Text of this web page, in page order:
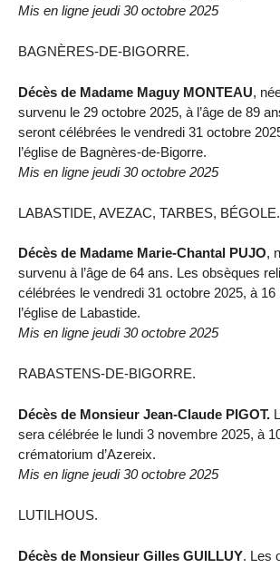
Mis en ligne jeudi 30 octobre 2025
BAGNÈRES-DE-BIGORRE.
Décès de Madame Maguy MONTEAU,
survenu le 29 octobre 2025, à l’âge de 89
seront célébrées le vendredi 31 octobre
l’église de Bagnères-de-Bigorre.
Mis en ligne jeudi 30 octobre 2025
LABASTIDE, AVEZAC, TARBES, BÉGOLE.
Décès de Madame Marie-Chantal PUJO,
survenu à l’âge de 64 ans. Les obsèques
célébrées le vendredi 31 octobre 2025, à 16
l’église de Labastide.
Mis en ligne jeudi 30 octobre 2025
RABASTENS-DE-BIGORRE.
Décès de Monsieur Jean-Claude PIGOT.
sera célébrée le lundi 3 novembre 2025, à
crématorium d’Azereix.
Mis en ligne jeudi 30 octobre 2025
LUTILHOUS.
Décès de Monsieur Gilles GUILLUY. Les